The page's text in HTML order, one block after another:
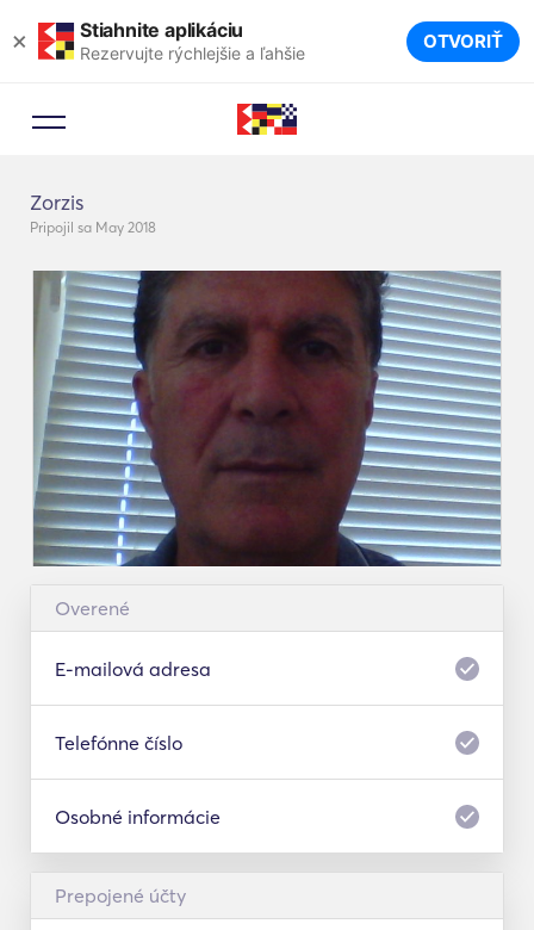
× Stiahnite aplikáciu
Rezervujte rýchlejšie a ľahšie OTVORIŤ
Zorzis
Pripojil sa May 2018
Overené
E-mailová adresa
Telefónne číslo
Osobné informácie
Prepojené účty